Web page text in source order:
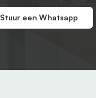
Stuur een Whatsapp